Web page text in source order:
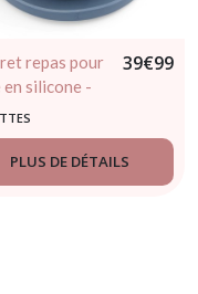
repas pour
en silicone -
39€99
PLUS DE DÉTAILS